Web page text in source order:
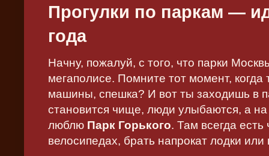
Прогулки по паркам —
года
Начну, пожалуй, с того, что парки
мегаполисе. Помните тот момент,
машины, спешка? И вот ты заходишь в
становится чище, люди улыбаются, а
люблю Парк Горького. Там всегда есть
велосипедах, брать напрокат лодки или